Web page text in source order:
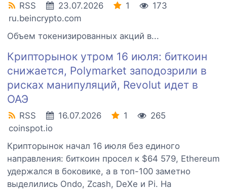
RSS 23.07.2026 1
173
ru.beincrypto.com
Объем токенизированных акций в...
Крипторынок утром 16 июля: биткоин
снижается, Polymarket заподозрили в
рисках манипуляций, Revolut идет в
ОАЭ
RSS 16.07.2026 1
265
coinspot.io
Крипторынок начал 16 июля без единого
направления: биткоин просел к $64 579, Ethereum
удержался в боковике, а в топ-100 заметно
выделились Ondo, Zcash, DeXe и Pi. На